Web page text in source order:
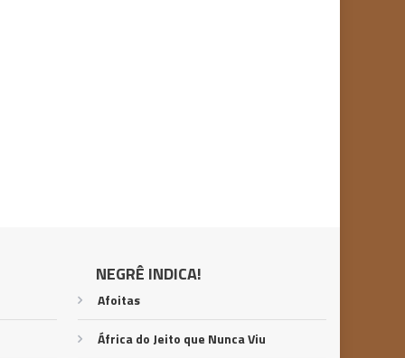
NEGRÊ INDICA!
Afoitas
África do Jeito que Nunca Viu